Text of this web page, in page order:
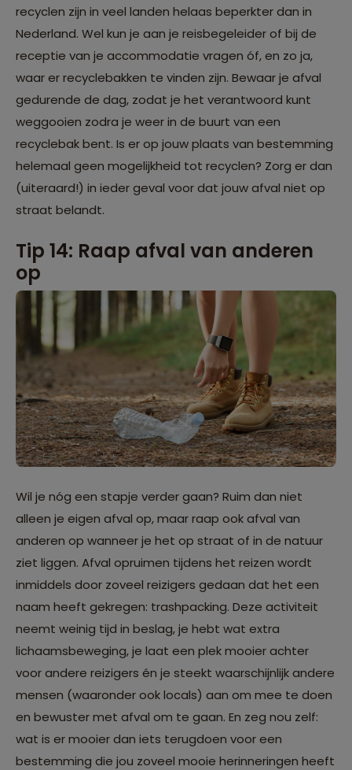
recyclen zijn in veel landen helaas beperkter dan in
Nederland. Wel kun je aan je reisbegeleider of bij de
receptie van je accommodatie vragen óf, en zo ja,
waar er recyclebakken te vinden zijn. Bewaar je afval
gedurende de dag, zodat je het verantwoord kunt
weggooien zodra je weer in de buurt van een
recyclebak bent. Is er op jouw plaats van bestemming
helemaal geen mogelijkheid tot recyclen? Zorg er dan
(uiteraard!) in ieder geval voor dat jouw afval niet op
straat belandt.
Tip 14: Raap afval van anderen
op
Wil je nóg een stapje verder gaan? Ruim dan niet
alleen je eigen afval op, maar raap ook afval van
anderen op wanneer je het op straat of in de natuur
ziet liggen. Afval opruimen tijdens het reizen wordt
inmiddels door zoveel reizigers gedaan dat het een
naam heeft gekregen: trashpacking. Deze activiteit
neemt weinig tijd in beslag, je hebt wat extra
lichaamsbeweging, je laat een plek mooier achter
voor andere reizigers én je steekt waarschijnlijk andere
mensen (waaronder ook locals) aan om mee te doen
en bewuster met afval om te gaan. En zeg nou zelf:
wat is er mooier dan iets terugdoen voor een
bestemming die jou zoveel mooie herinneringen heeft